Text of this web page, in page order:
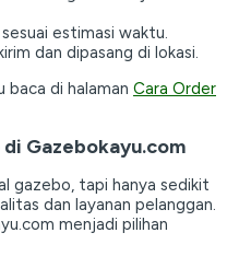
estimasi waktu.
dan dipasang di lokasi.
baca di halaman Cara Order
di Gazebokayu.com
gazebo, tapi hanya sedikit
dan layanan pelanggan.
menjadi pilihan